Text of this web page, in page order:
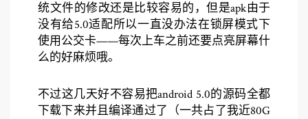
统文件的修改还是比较容易的，但是apk由于
没有给5.0适配所以一直没办法在锁屏模式下
使用公交卡——每次上车之前还要点亮屏幕什
么的好麻烦哦。
不过这几天好不容易把android 5.0的源码全都
下载下来并且编译通过了（一共占了我近80G